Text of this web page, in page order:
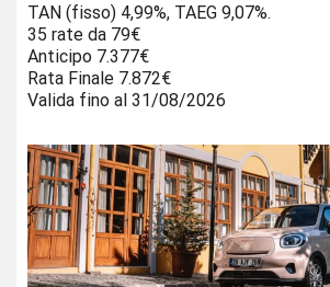
TAN (fisso) 4,99%, TAEG 9,07%.
35 rate da 79€
Anticipo 7.377€
Rata Finale 7.872€
Valida fino al 31/08/2026